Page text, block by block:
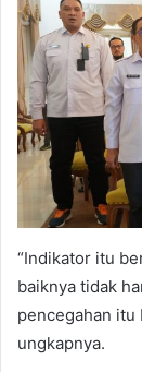
“Indikator itu
baiknya tidak
pencegahan itu
ungkapnya.